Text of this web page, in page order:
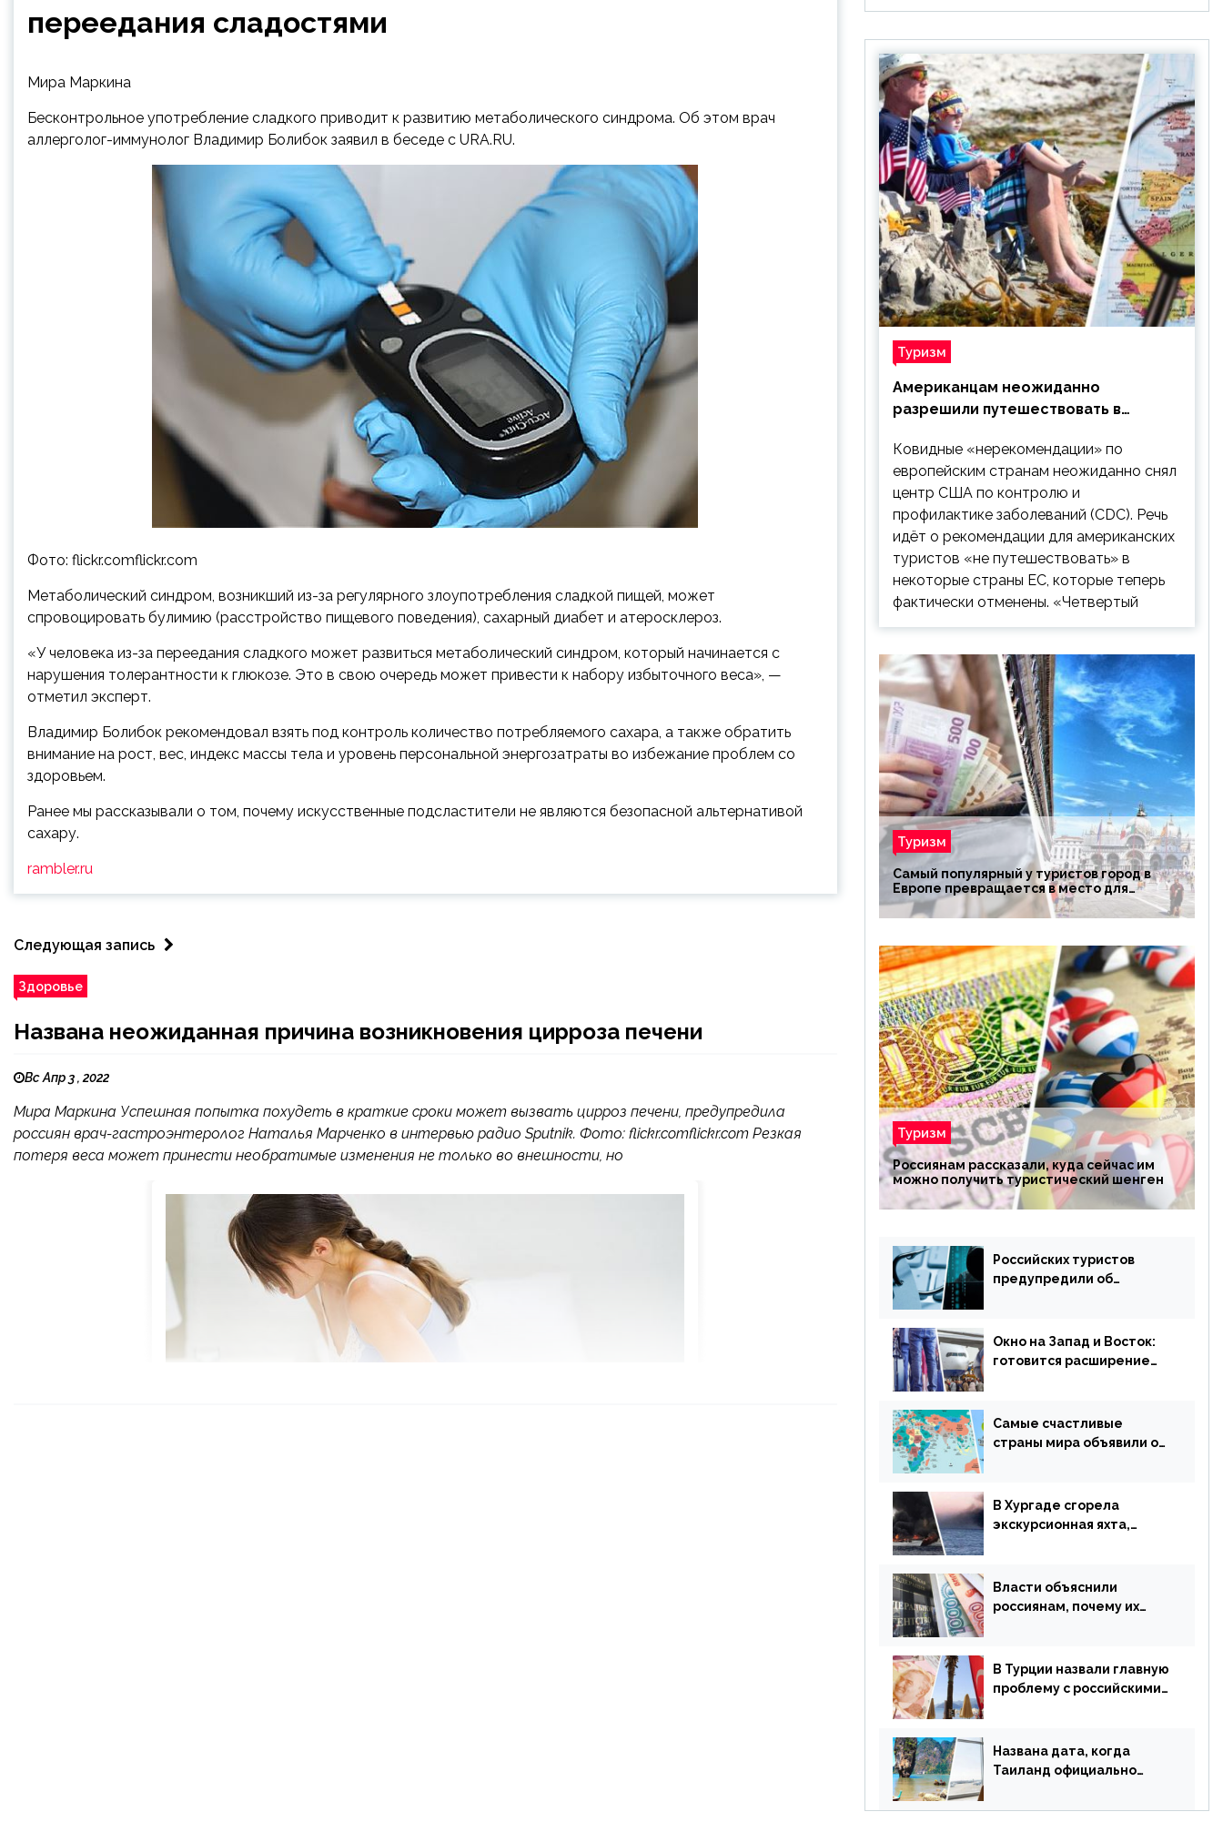
переедания сладостями
Мира Маркина
Бесконтрольное употребление сладкого приводит к развитию метаболического синдрома. Об этом врач
аллерголог-иммунолог Владимир Болибок заявил в беседе с URA.RU.
Фото: flickr.comflickr.com
Метаболический синдром, возникший из-за регулярного злоупотребления сладкой пищей, может
спровоцировать булимию (расстройство пищевого поведения), сахарный диабет и атеросклероз.
«У человека из-за переедания сладкого может развиться метаболический синдром, который начинается с
нарушения толерантности к глюкозе. Это в свою очередь может привести к набору избыточного веса», —
отметил эксперт.
Владимир Болибок рекомендовал взять под контроль количество потребляемого сахара, а также обратить
внимание на рост, вес, индекс массы тела и уровень персональной энергозатраты во избежание проблем со
здоровьем.
Ранее мы рассказывали о том, почему искусственные подсластители не являются безопасной альтернативой
сахару.
rambler.ru
Следующая запись
Здоровье
Названа неожиданная причина возникновения цирроза печени
Вс Апр 3 , 2022
Мира Маркина Успешная попытка похудеть в краткие сроки может вызвать цирроз печени, предупредила
россиян врач-гастроэнтеролог Наталья Марченко в интервью радио Sputnik. Фото: flickr.comflickr.com Резкая
потеря веса может принести необратимые изменения не только во внешности, но
Туризм
Американцам неожиданно
разрешили путешествовать в
Ковидные «нерекомендации» по
европейским странам неожиданно снял
центр США по контролю и
профилактике заболеваний (CDC). Речь
идёт о рекомендации для американских
туристов «не путешествовать» в
некоторые страны ЕС, которые теперь
фактически отменены. «Четвертый
Туризм
Самый популярный у туристов город в
Европе превращается в место для
избранных
Туризм
Россиянам рассказали, куда сейчас им
можно получить туристический шенген
Российских туристов
предупредили об
мошенничества
Окно на Запад и Восток:
готовится расширение
страну
Самые счастливые
страны мира объявили об
В Хургаде сгорела
экскурсионная яхта,
Власти объяснили
россиянам, почему их
В Турции назвали главную
проблему с российскими
Названа дата, когда
Таиланд официально
ограничения